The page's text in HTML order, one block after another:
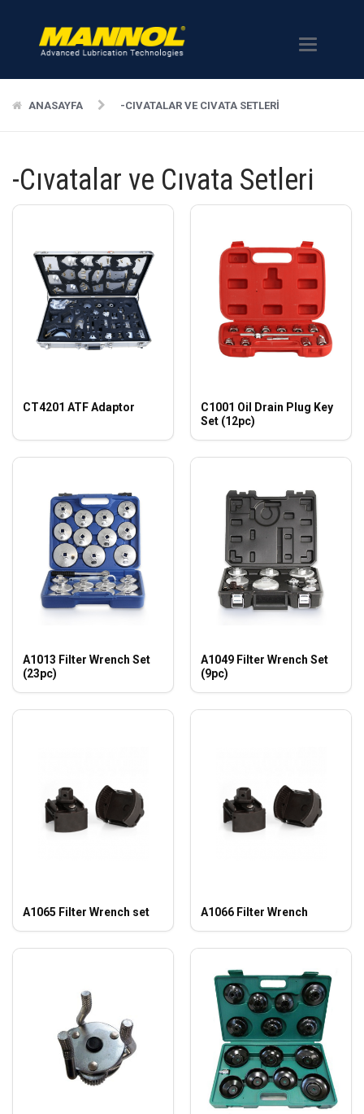
Menü
ANASAYFA -CIVATALAR VE CIVATA SETLERI
-Cıvatalar ve Cıvata Setleri
CT4201 ATF Adaptor
C1001 Oil Drain Plug Key
Set (12pc)
A1013 Filter Wrench Set
(23pc)
A1049 Filter Wrench Set
(9pc)
A1065 Filter Wrench set A1066 Filter Wrench